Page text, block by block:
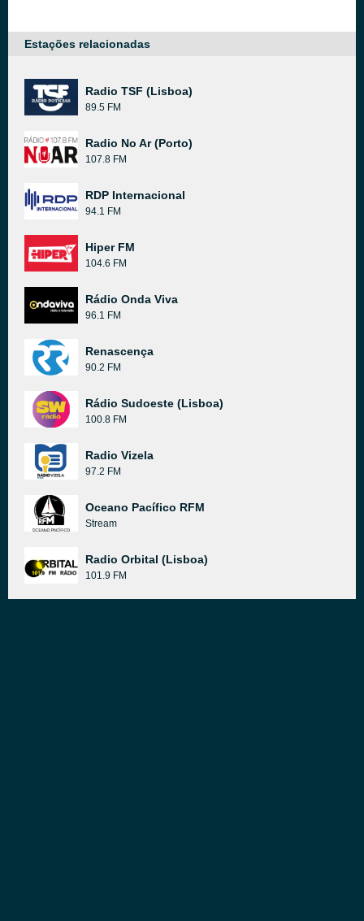
Estações relacionadas
Radio TSF (Lisboa)
89.5 FM
Radio No Ar (Porto)
107.8 FM
RDP Internacional
94.1 FM
Hiper FM
104.6 FM
Rádio Onda Viva
96.1 FM
Renascença
90.2 FM
Rádio Sudoeste (Lisboa)
100.8 FM
Radio Vizela
97.2 FM
Oceano Pacífico RFM
Stream
Radio Orbital (Lisboa)
101.9 FM